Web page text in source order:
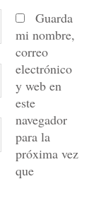
Guarda
mi nombre,
correo
electrónico
y web en
este
navegador
para la
próxima vez
que